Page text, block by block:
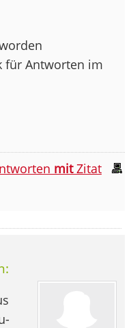
für Antworten im
mitZitat